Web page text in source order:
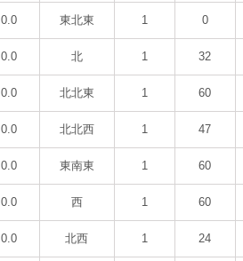
0.0 東北東 1 0
0.0 北 1 32
0.0 北北東 1 60
0.0 北北西 1 47
0.0 東南東 1 60
0.0 西 1 60
0.0 北西 1 24